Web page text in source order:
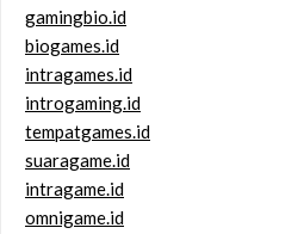
gamingbio.id
biogames.id
intragames.id
introgaming.id
tempatgames.id
suaragame.id
intragame.id
omnigame.id